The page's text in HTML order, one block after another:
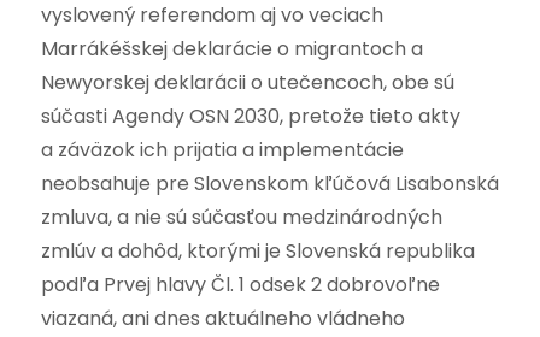
vyslovený referendom aj vo veciach
Marrákéšskej deklarácie o migrantoch a
Newyorskej deklarácii o utečencoch, obe sú
súčasti Agendy OSN 2030, pretože tieto akty
a záväzok ich prijatia a implementácie
neobsahuje pre Slovenskom kľúčová Lisabonská
zmluva, a nie sú súčasťou medzinárodných
zmlúv a dohôd, ktorými je Slovenská republika
podľa Prvej hlavy Čl. 1 odsek 2 dobrovoľne
viazaná, ani dnes aktuálneho vládneho